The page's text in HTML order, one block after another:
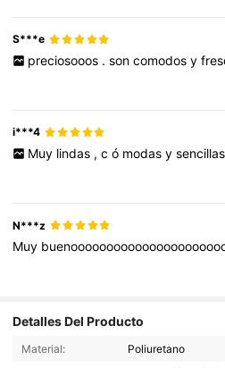
S***e
preciosooos . son comodos y
i***4
Muy lindas , c ó modas y sencillas
N***z
Muy
Detalles Del Producto
Material: Poliuretano